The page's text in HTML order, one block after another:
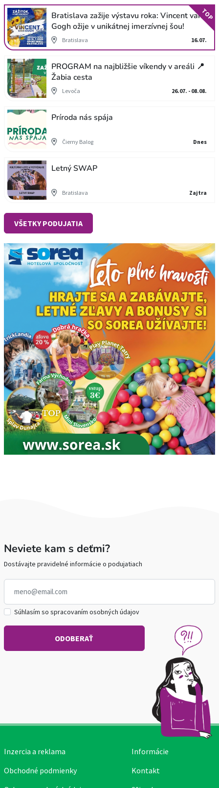
Bratislava zažije výstavu roka: Vincent van
Gogh ožije v unikátnej imerzívnej šou!
Bratislava 16.07.
TOP
PROGRAM na najbližšie víkendy v areáli 📍
Žabia cesta
Levoča 26.07. - 08.08.
Príroda nás spája
Čierny Balog Dnes
Letný SWAP
Bratislava Zajtra
VŠETKY PODUJATIA
Neviete kam s deťmi?
Dostávajte pravidelné informácie o podujatiach
Súhlasím so spracovaním osobných údajov
Inzercia a reklama
Obchodné podmienky
Informácie
Kontakt